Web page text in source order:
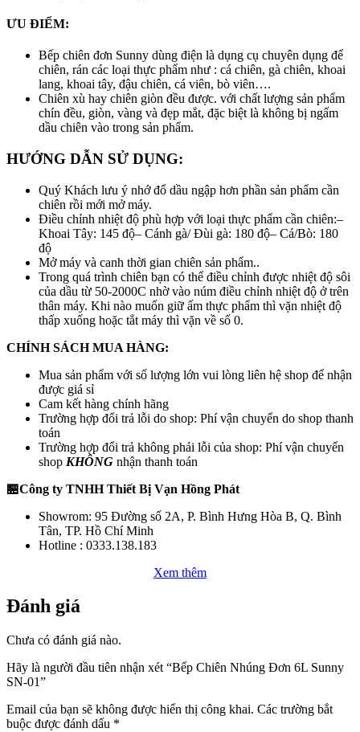
ƯU ĐIỂM:
Bếp chiên đơn Sunny dùng điện là dụng cụ chuyên dụng để
chiên, rán các loại thực phẩm như : cá chiên, gà chiên, khoai
lang, khoai tây, đậu chiên, cá viên, bò viên….
Chiên xù hay chiên giòn đều được. với chất lượng sản phẩm
chín đều, giòn, vàng và đẹp mắt, đặc biệt là không bị ngấm
dầu chiên vào trong sản phẩm.
HƯỚNG DẪN SỬ DỤNG:
Quý Khách lưu ý nhớ đổ dầu ngập hơn phần sản phẩm cần
chiên rồi mới mở máy.
Điều chỉnh nhiệt độ phù hợp với loại thực phẩm cần chiên:–
Khoai Tây: 145 độ– Cánh gà/ Đùi gà: 180 độ– Cá/Bò: 180
độ
Mở máy và canh thời gian chiên sản phẩm..
Trong quá trình chiên bạn có thể điều chỉnh được nhiệt độ sôi
của dầu từ 50-2000C nhờ vào núm điều chỉnh nhiệt độ ở trên
thân máy. Khi nào muốn giữ ấm thực phẩm thì vặn nhiệt độ
thấp xuống hoặc tắt máy thì vặn về số 0.
CHÍNH SÁCH MUA HÀNG:
Mua sản phẩm với số lượng lớn vui lòng liên hệ shop để nhận
được giá sỉ
Cam kết hàng chính hãng
Trường hợp đổi trả lỗi do shop: Phí vận chuyển do shop thanh
toán
Trường hợp đổi trả không phải lỗi của shop: Phí vận chuyển
shop KHÔNG nhận thanh toán
🏪Công ty TNHH Thiết Bị Vạn Hồng Phát
Showrom: 95 Đường số 2A, P. Bình Hưng Hòa B, Q. Bình
Tân, TP. Hồ Chí Minh
Hotline : 0333.138.183
Xem thêm
Đánh giá
Chưa có đánh giá nào.
Hãy là người đầu tiên nhận xét “Bếp Chiên Nhúng Đơn 6L Sunny
SN-01”
Email của bạn sẽ không được hiển thị công khai. Các trường bắt
buộc được đánh dấu *